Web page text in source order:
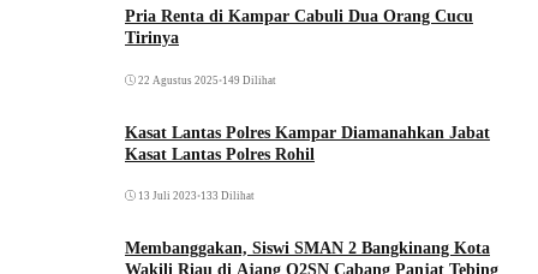
Pria Renta di Kampar Cabuli Dua Orang Cucu
Tirinya
22 Agustus 2025 •149 Dilihat
Kasat Lantas Polres Kampar Diamanahkan Jabat
Kasat Lantas Polres Rohil
13 Juli 2023 •133 Dilihat
Membanggakan, Siswi SMAN 2 Bangkinang Kota
Wakili Riau di Ajang O2SN Cabang Panjat Tebing